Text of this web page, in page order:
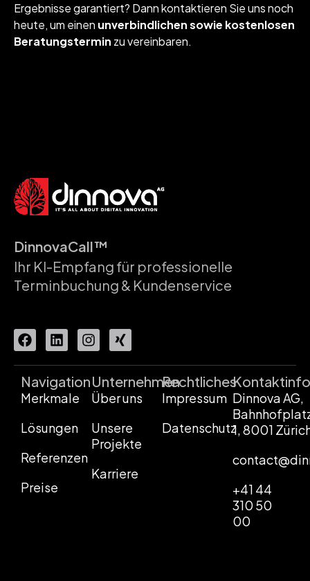
Ergebnisse garantiert? Dann kontaktieren Sie uns noch
heute, um einen unverbindlichen sowie kostenlosen
Beratungstermin zu vereinbaren.
DinnovaCall™
Ihr KI-Empfang für professionelle
Terminbuchung & Kundenservice
Navigation
Merkmale
Lösungen
Referenzen
Preise
Unternehmen
Über uns
Unsere
Projekte
Karriere
Rechtliches
Impressum
Datenschutz
Dinnova AG,
1, 8001
+41 44
310 50
00